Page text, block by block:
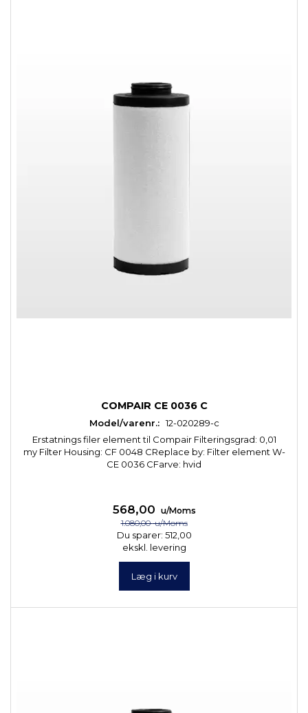
COMPAIR CE 0036 C
Model/varenr.: 12-020289-c
Erstatnings filer element til Compair Filteringsgrad: 0,01
my Filter Housing: CF 0048 CReplace by: Filter element W-
CE 0036 CFarve: hvid
568,00
u/Moms
1.080,00u/Moms
Du sparer: 512,00
ekskl. levering
Læg i kurv